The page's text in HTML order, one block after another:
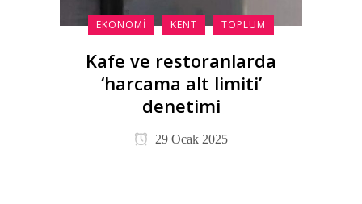
EKONOMI KENT TOPLUM
Kafe ve restoranlarda
‘harcama alt limiti’
denetimi
29 Ocak 2025